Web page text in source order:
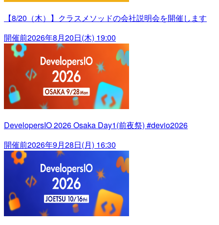
【8/20（木）】クラスメソッドの会社説明会を開催します
開催前2026年8月20日(木) 19:00
DevelopersIO 2026 Osaka Day1(前夜祭) #devio2026
開催前2026年9月28日(月) 16:30